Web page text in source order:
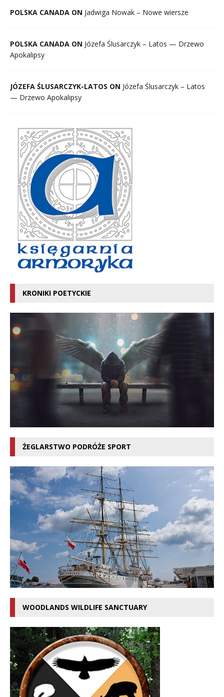
POLSKA CANADA ON Jadwiga Nowak – Nowe wiersze
POLSKA CANADA ON Józefa Ślusarczyk – Latos — Drzewo
Apokalipsy
JÓZEFA ŚLUSARCZYK-LATOS ON Józefa Ślusarczyk – Latos
— Drzewo Apokalipsy
KRONIKI POETYCKIE
ŻEGLARSTWO PODRÓŻE SPORT
WOODLANDS WILDLIFE SANCTUARY